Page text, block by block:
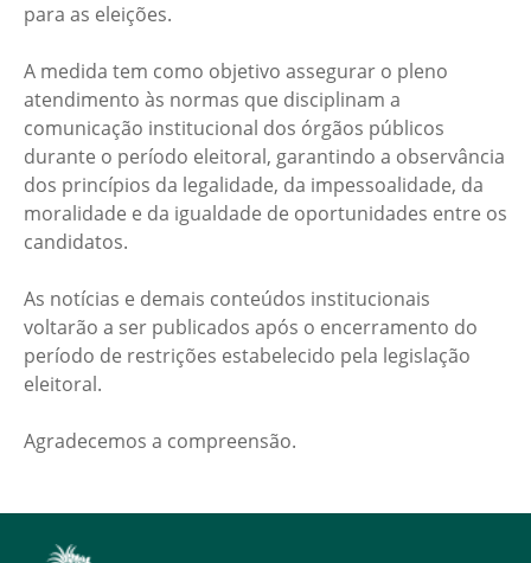
para as eleições.
A medida tem como objetivo assegurar o pleno
atendimento às normas que disciplinam a
comunicação institucional dos órgãos públicos
durante o período eleitoral, garantindo a observância
dos princípios da legalidade, da impessoalidade, da
moralidade e da igualdade de oportunidades entre os
candidatos.
As notícias e demais conteúdos institucionais
voltarão a ser publicados após o encerramento do
período de restrições estabelecido pela legislação
eleitoral.
Agradecemos a compreensão.